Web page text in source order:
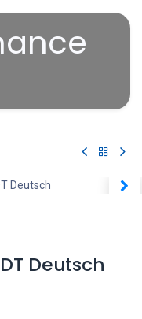
Deutsch